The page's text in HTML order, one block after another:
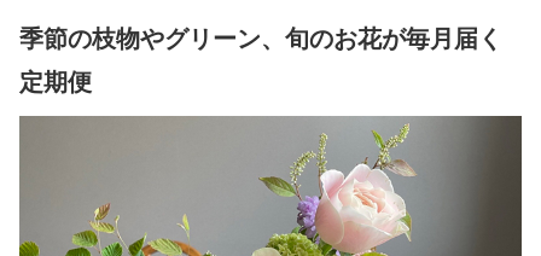
季節の枝物やグリーン、旬のお花が毎月届く
定期便